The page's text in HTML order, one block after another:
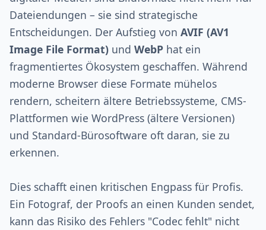
Dateiendungen – sie sind strategische
Entscheidungen. Der Aufstieg von AVIF (AV1
Image File Format) und WebP hat ein
fragmentiertes Ökosystem geschaffen. Während
moderne Browser diese Formate mühelos
rendern, scheitern ältere Betriebssysteme, CMS-
Plattformen wie WordPress (ältere Versionen)
und Standard-Bürosoftware oft daran, sie zu
erkennen.
Dies schafft einen kritischen Engpass für Profis.
Ein Fotograf, der Proofs an einen Kunden sendet,
kann das Risiko des Fehlers "Codec fehlt" nicht